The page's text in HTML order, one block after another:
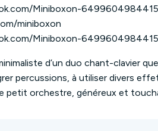
Miniboxon-
miniboxon
Miniboxon-
d’un duo chant-clavier
percussions, à utiliser divers
petit orchestre, généreux et